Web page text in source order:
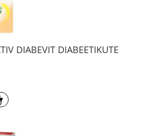
DIABEVIT DIABEETIKUTE